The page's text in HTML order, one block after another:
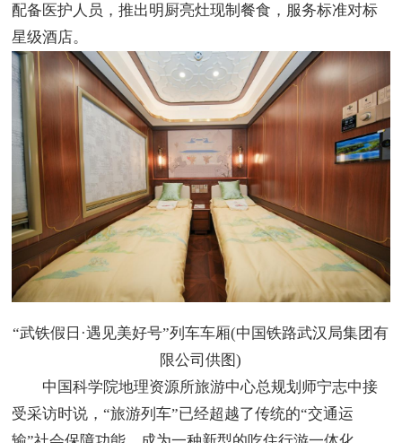
配备医护人员，推出明厨亮灶现制餐食，服务标准对标
星级酒店。
“武铁假日·遇见美好号”列车车厢(中国铁路武汉局集团有
限公司供图)
中国科学院地理资源所旅游中心总规划师宁志中接
受采访时说，“旅游列车”已经超越了传统的“交通运